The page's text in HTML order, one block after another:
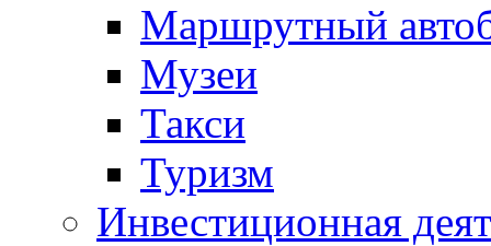
Маршрутный
Музеи
Такси
Туризм
Инвестиционная